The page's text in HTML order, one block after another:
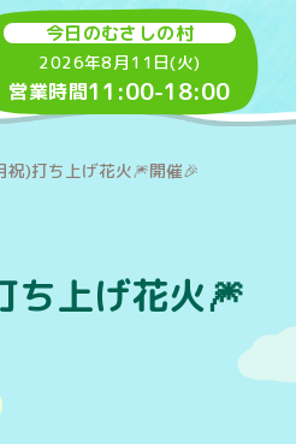
今日のむさしの村
2026年8月11日(火)
営業時間11:00-18:00
)打ち上げ花火🎆開催🎉
上げ花火🎆